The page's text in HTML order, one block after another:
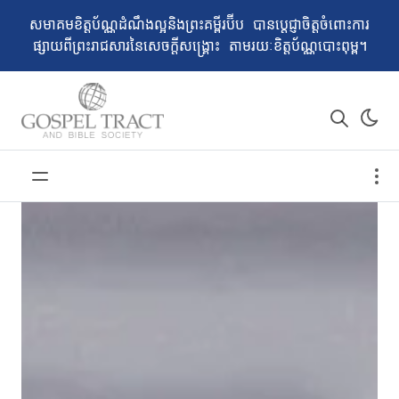
សមាគម​ខិត្តប័ណ្ណដំណឹងល្អនិងព្រះគម្ពីរប៊ីប បានប្ដេជ្ញាចិត្តចំពោះការ
ផ្សាយពីព្រះរាជសារនៃសេចក្ដីសង្គ្រោះ តាមរយៈខិត្តប័ណ្ណបោះពុម្ព។